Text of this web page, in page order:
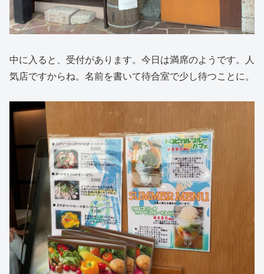
中に入ると、受付があります。今日は満席のようです。人
気店ですからね。名前を書いて待合室で少し待つことに。